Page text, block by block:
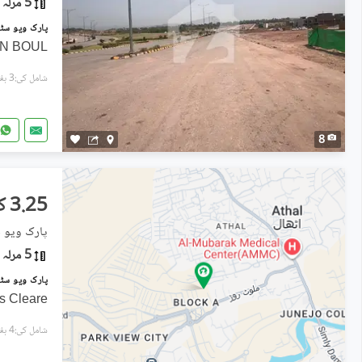
8
BOUL
شامل کی:3 ہفتے پہل
3.25 کروڑ
پارک
5 مرلہ
Cleare
شامل کی:4 ہفتے پہل